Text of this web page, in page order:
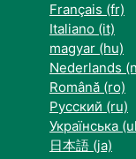
Français ‎(fr)‎
Italiano ‎(it)‎
magyar ‎(hu)‎
Nederlands
Română ‎(ro)‎
Русский ‎(ru)‎
Українська
日本語 ‎(ja)‎